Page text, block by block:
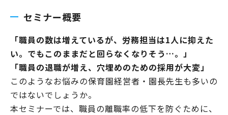
セミナー概要
「職員の数は増えているが、労務担当は1人に抑えた
い。でもこのままだと回らなくなりそう…。」
「職員の退職が増え、穴埋めのための採用が大変」
このようなお悩みの保育園経営者・園長先生も多いの
ではないでしょうか。
本セミナーでは、職員の離職率の低下を防ぐために、